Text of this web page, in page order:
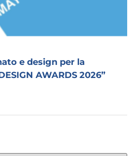
e design per la
AWARDS 2026”